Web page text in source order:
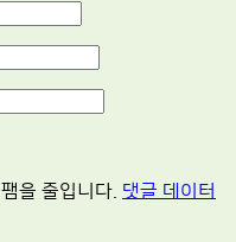
을 줄입니다. 댓글 데이터